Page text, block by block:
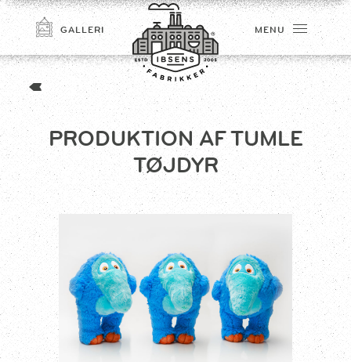
GALLERI MENU
PRODUKTION AF TUMLE
TØJDYR